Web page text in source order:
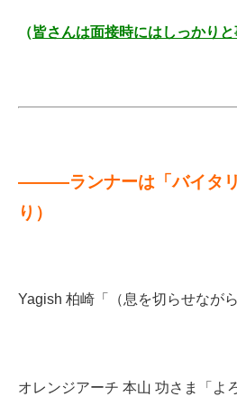
（皆さんは面接時にはしっかり
———ランナーは「バイタリ
り）
Yagish 柏崎「（息を切らせなが
オレンジアーチ 本山 功さま「よ